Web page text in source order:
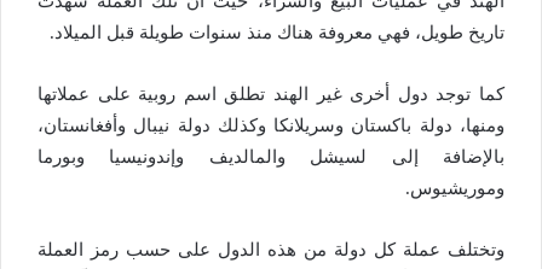
تاريخ طويل، فهي معروفة هناك منذ سنوات طويلة قبل الميلاد.
كما توجد دول أخرى غير الهند تطلق اسم روبية على عملاتها
ومنها، دولة باكستان وسريلانكا وكذلك دولة نيبال وأفغانستان،
بالإضافة إلى لسيشل والمالديف وإندونيسيا وبورما
وموريشيوس.
وتختلف عملة كل دولة من هذه الدول على حسب رمز العملة